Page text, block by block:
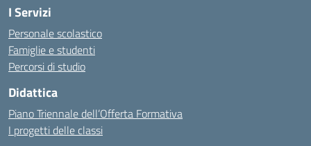
I Servizi
Personale scolastico
Famiglie e studenti
Percorsi di studio
Didattica
Piano Triennale dell’Offerta Formativa
I progetti delle classi